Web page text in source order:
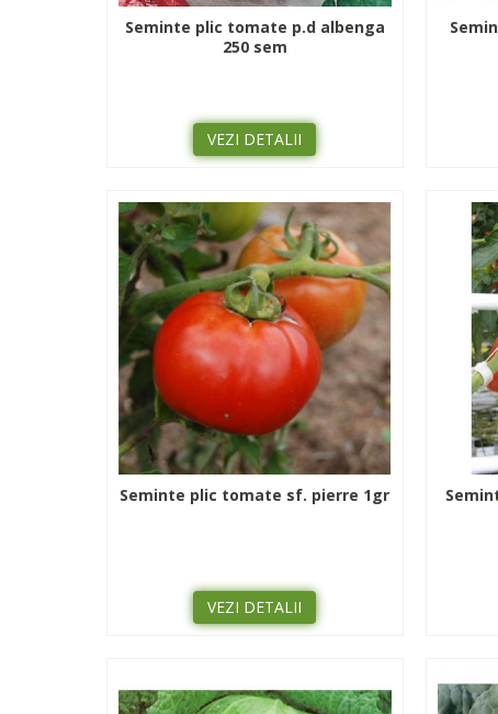
Seminte plic tomate p.d albenga
250 sem
VEZI DETALII
Seminte plic tomate sf. pierre 1gr
VEZI DETALII